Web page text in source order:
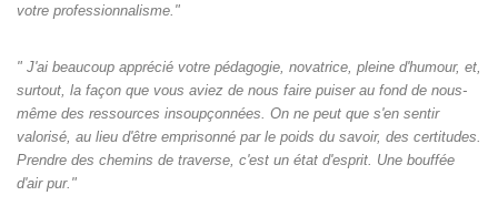
votre professionnalisme."
" J'ai beaucoup apprécié votre pédagogie, novatrice, pleine d'humour, et,
surtout, la façon que vous aviez de nous faire puiser au fond de nous-
même des ressources insoupçonnées. On ne peut que s'en sentir
valorisé, au lieu d'être emprisonné par le poids du savoir, des certitudes.
Prendre des chemins de traverse, c'est un état d'esprit. Une bouffée
d'air pur."